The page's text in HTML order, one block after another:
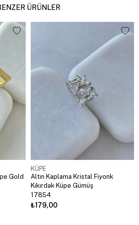
ÜRÜNLER
Gold
KÜPE
Altın Kaplama Kristal Fiyonk
Kıkırdak Küpe Gümüş
17854
₺179,00